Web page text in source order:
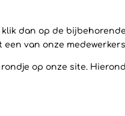
dan op de
van onze medewerkers,
op onze site.